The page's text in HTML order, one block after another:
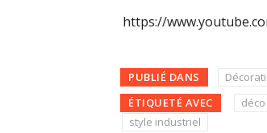
https://
PUBLIÉ DANS
ÉTIQUETÉ AVEC
style industriel